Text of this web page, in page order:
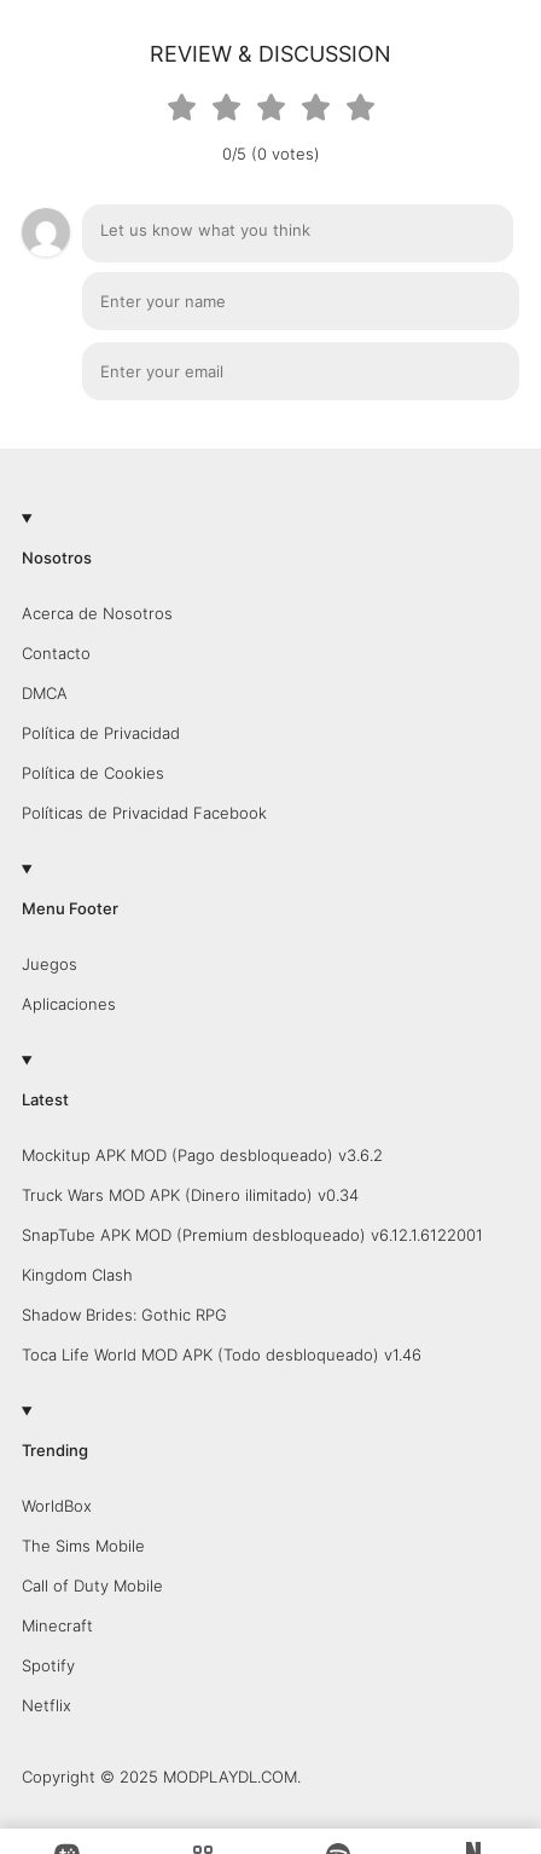
REVIEW & DISCUSSION
0/5 (0 votes)
Nosotros
Acerca de Nosotros
Contacto
DMCA
Política de Privacidad
Política de Cookies
Políticas de Privacidad Facebook
Menu Footer
Juegos
Aplicaciones
Latest
Mockitup APK MOD (Pago desbloqueado) v3.6.2
Truck Wars MOD APK (Dinero ilimitado) v0.34
SnapTube APK MOD (Premium desbloqueado) v6.12.1.6122001
Kingdom Clash
Shadow Brides: Gothic RPG
Toca Life World MOD APK (Todo desbloqueado) v1.46
Trending
WorldBox
The Sims Mobile
Call of Duty Mobile
Minecraft
Spotify
Netflix
Copyright © 2025 MODPLAYDL.COM.